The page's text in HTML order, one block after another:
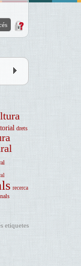
drets
recerca
etiquetes